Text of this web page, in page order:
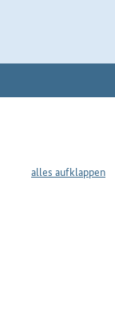
alles aufklappen